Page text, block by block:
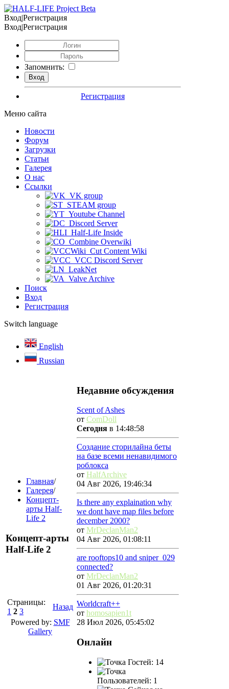
Вход|Регистрация
Вход|Регистрация
Запомнить:
Регистрация
Меню сайта
Новости
Форум
Загрузки
Статьи
Галерея
О нас
Ссылки
VK group
STEAM group
Youtube Channel
Discord Server
Half-Life Inside
Combine Overwiki
Cut Content Wiki
VCC Discord Server
LeakNet
Valve Archive
Поиск
Вход
Регистрация
Switch language
English
Russian
Главная/
Галерея/
Концепт-
арты Half-
Life 2
Концепт-арты
Half-Life 2
Страницы:
1 2 3
Назад
Powered by: SMF
Gallery
Недавние обсуждения
Scent of Ashes
от ComDoll
Сегодня в 14:48:58
Создание сторилайна беты
на базе всеми ненавидимого
роблокса
от HalfArchive
04 Авг 2026, 19:46:34
Is there any explaination why
we dont have map files before
december 2000?
от MrDeclanMan2
04 Авг 2026, 01:08:11
are rooftops10 and sniper_029
connected?
от MrDeclanMan2
01 Авг 2026, 01:20:31
Worldcraft++
от homosapien1t
28 Июл 2026, 05:45:02
Онлайн
Гостей: 14
Пользователей: 1